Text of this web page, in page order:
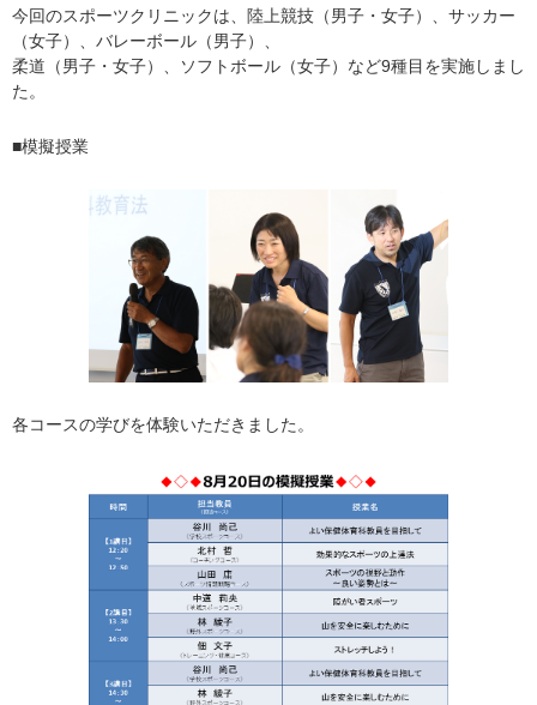
今回のスポーツクリニックは、陸上競技（男子・女子）、サッカー
（女子）、バレーボール（男子）、
柔道（男子・女子）、ソフトボール（女子）など9種目を実施しまし
た。
■模擬授業
各コースの学びを体験いただきました。